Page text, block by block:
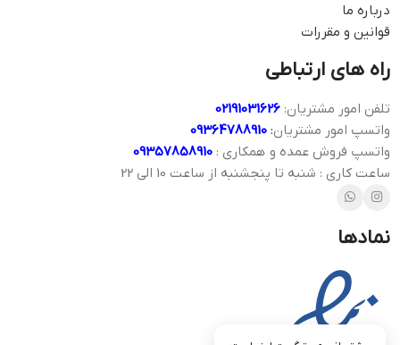
درباره ما
قوانین و مقررات
راه های ارتباطی
تلفن امور مشتریان:02191031626
واتسپ امور مشتریان:
09364788910
واتسپ فروش عمده و همکاری :09357858910
ساعت کاری : شنبه تا پنجشنبه از ساعت 10 الی 22
نمادها